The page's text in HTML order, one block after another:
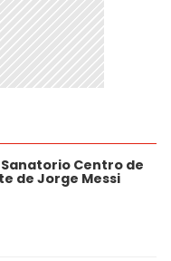
Centro de
de Jorge Messi